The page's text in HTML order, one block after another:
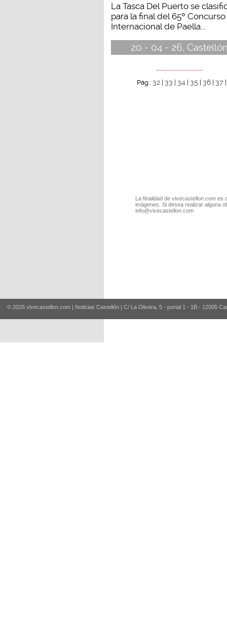
La Tasca Del Puerto se
para la final del 65º Concurso
Internacional de Paella...
20 - 04 - 26,
Pág.: 32 33 34 35 36 37
La finalidad de vivecastellon.com
imágenes. Si desea realizar alguna
info@vivecastellon.com
© 2026 vivecastellon.com | Noticias Castellón | C/ La Olivera, 5 - portal 1 - 1B - 12005